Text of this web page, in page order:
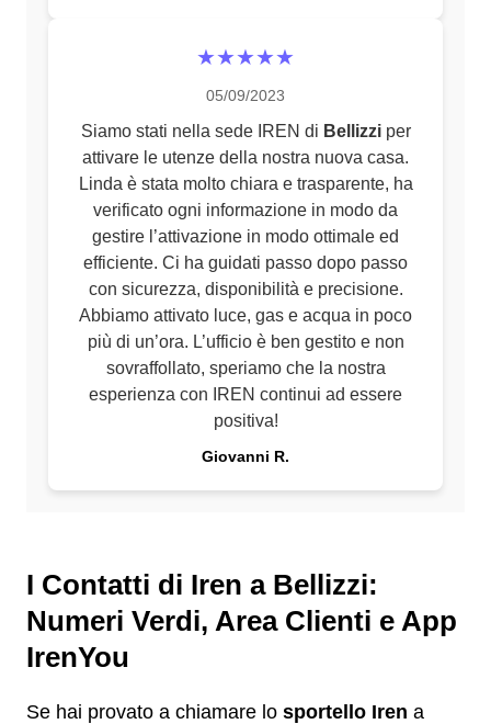
★★★★★
05/09/2023
Siamo stati nella sede IREN di Bellizziper
attivare le utenze della nostra nuova casa.
Linda è stata molto chiara e trasparente, ha
verificato ogni informazione in modo da
gestire l’attivazione in modo ottimale ed
efficiente. Ci ha guidati passo dopo passo
con sicurezza, disponibilità e precisione.
Abbiamo attivato luce, gas e acqua in poco
più di un’ora. L’ufficio è ben gestito e non
sovraffollato, speriamo che la nostra
esperienza con IREN continui ad essere
positiva!
Giovanni R.
I Contatti di Iren a Bellizzi:
Numeri Verdi, Area Clienti e App
IrenYou
Se hai provato a chiamare lo sportello Iren a